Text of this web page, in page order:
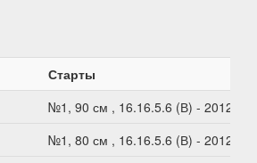
Старты
№1, 90 см , 16.16.5.6 (В) - 2012
№1, 80 см , 16.16.5.6 (В) - 2012